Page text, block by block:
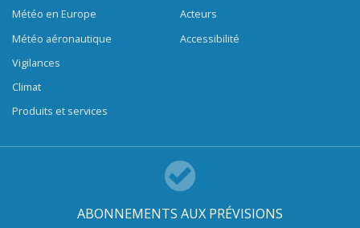
Météo en Europe
Météo aéronautique
Vigilances
Climat
Produits et services
Acteurs
Accessibilité
ABONNEMENTS AUX PRÉVISIONS